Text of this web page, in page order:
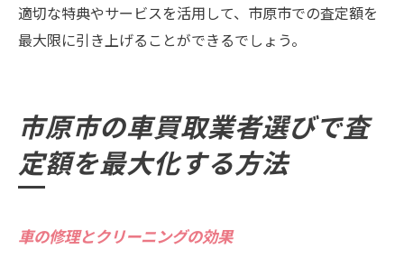
適切な特典やサービスを活用して、市原市での査定額を
最大限に引き上げることができるでしょう。
市原市の車買取業者選びで査
定額を最大化する方法
車の修理とクリーニングの効果